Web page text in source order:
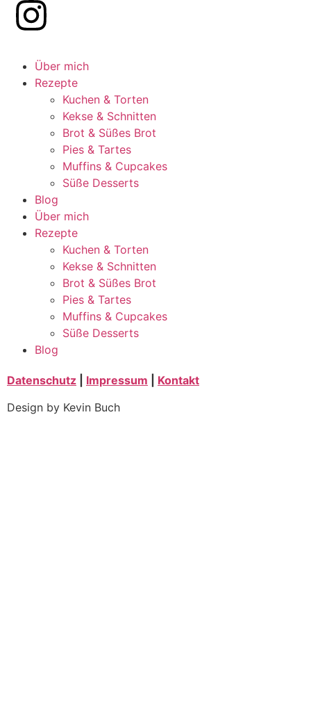
Über mich
Rezepte
Kuchen & Torten
Kekse & Schnitten
Brot & Süßes Brot
Pies & Tartes
Muffins & Cupcakes
Süße Desserts
Blog
Über mich
Rezepte
Kuchen & Torten
Kekse & Schnitten
Brot & Süßes Brot
Pies & Tartes
Muffins & Cupcakes
Süße Desserts
Blog
Datenschutz Impressum
Kontakt
Design by Kevin Buch